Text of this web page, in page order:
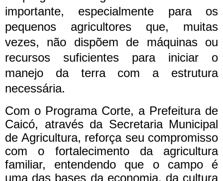
importante, especialmente para os
pequenos agricultores que, muitas
vezes, não dispõem de máquinas ou
recursos suficientes para iniciar o
manejo da terra com a estrutura
necessária.
Com o Programa Corte, a Prefeitura de
Caicó, através da Secretaria Municipal
de Agricultura, reforça seu compromisso
com o fortalecimento da agricultura
familiar, entendendo que o campo é
uma das bases da economia, da cultura